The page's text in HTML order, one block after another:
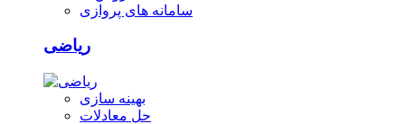
سامانه های پروازی
ریاضی
بهینه سازی
حل معادلات